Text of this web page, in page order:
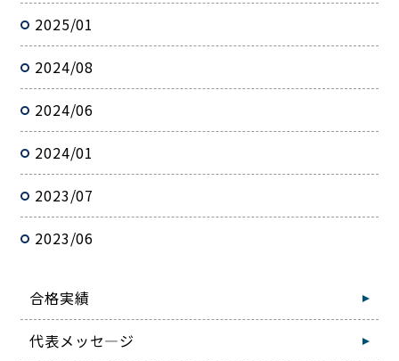
2025/01
2024/08
2024/06
2024/01
2023/07
2023/06
合格実績
代表メッセ―ジ